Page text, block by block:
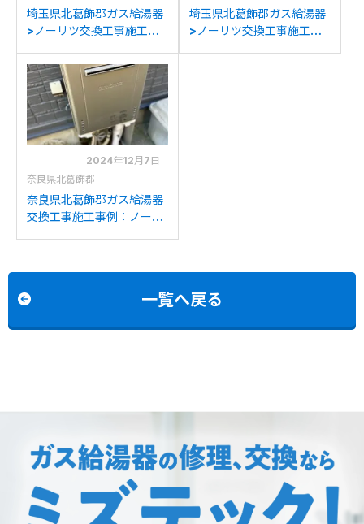
埼玉県北葛飾郡ガス給湯器
>ノーリツ交換工事施工事
A2000SA LPGからノーリ
ツGRQ-C2072SA BLへの
交換
埼玉県北葛飾郡ガス給湯器
>ノーリツ交換工事施工事
2024年12月7日
奈良県北葛飾郡
奈良県北葛飾郡ガス給湯器
交換工事施工事例：ノーリ
一覧へ戻る